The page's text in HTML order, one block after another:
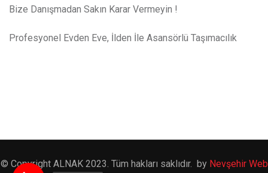
Bize Danışmadan Sakın Karar Vermeyin !
Profesyonel Evden Eve, İlden İle Asansörlü Taşımacılık
© Copyright ALNAK 2023. Tüm hakları saklıdır. by Nevşehir Web